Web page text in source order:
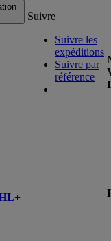
Suivre
Suivre les
expéditions
Suivre par
référence